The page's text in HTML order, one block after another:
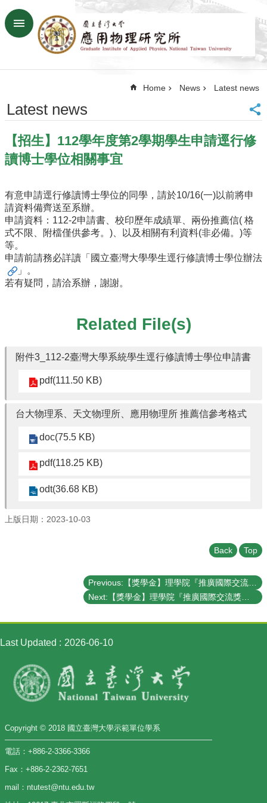
Skip to main content
Advanced
SiteMap
Contact
Chinese
News
Faculty&Staff
Talks
Curriculum
Student
Affairs
Home News Latest news
Latest news
【招生】112學年度第2學期學生申請逕行修
讀博士學位相關事宜
有意申請逕行修讀博士學位的同學，請於10/16(一)以前將申
請資料備齊送至系辦。
申請資料：112-2申請書、校印歷年成績單、兩份推薦信( 格
式不限、附檔僅供參考。)、以及相關有利資料(非必備。)等
等。
申請前請務必詳讀「 國立臺灣大學學生逕行修讀博士學位辦法
」。
若有疑問，請洽系辦，謝謝。
Related File(s)
附件3_112-2臺灣大學系統學生逕行修讀博士學位申請書
pdf(111.50 KB)
台大物理系、天文物理所、應用物理所 推薦信參考格式
doc(75.5 KB)
pdf(118.25 KB)
odt(36.68 KB)
上版日期：2023-10-03
Back Top
Previous:【獎學金】理學院『推廣國際交流獎學金』《112年第二梯次》補助名單 List of recipients of the CoS Travel Grants and Scholarship
Next:【獎學金】理學院『推廣國際交流獎學金』(CoS Travel Grants and Scholarship)《112年最後一梯次 Final Round》（已截止）
Last Updated 2026-06-10
Copyright © 2018 國立臺灣大學示範單位學系
電話：+886-2-3366-3366
Fax：+886-2-2362-7651
mail：ntutest@ntu.edu.tw